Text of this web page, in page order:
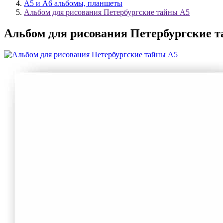
А5 и А6 альбомы, планшеты
Альбом для рисования Петербургские тайны А5
Альбом для рисования Петербургские